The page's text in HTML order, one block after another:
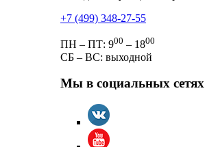
+7 (499) 348-27-55
ПН – ПТ: 900 – 1800
СБ – ВС: выходной
Мы в социальных сетях